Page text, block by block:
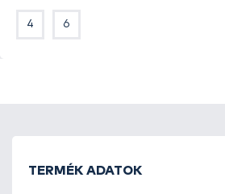
legkeményebb pontyszájakban is
4 6
TERMÉK ADATOK